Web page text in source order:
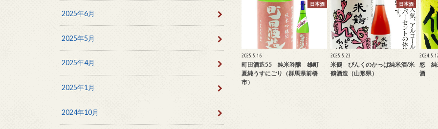
日本酒
2025.5.16
町田酒造55 純米吟醸 雄町
夏純うすにごり（群馬県前橋
市）
日本酒
2025.5.23
米鶴 ぴんくのかっぱ純米酒/米
鶴酒造（山形県）
悠 純
酒
2025年6月
2025年5月
2025年4月
2025年1月
2024年10月